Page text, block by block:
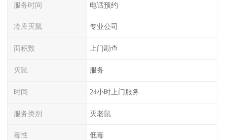
服务时间 电话预约
冷库灭鼠 专业公司
面积数 上门勘查
灭鼠 服务
时间 24小时上门服务
服务类别 灭老鼠
毒性 低毒